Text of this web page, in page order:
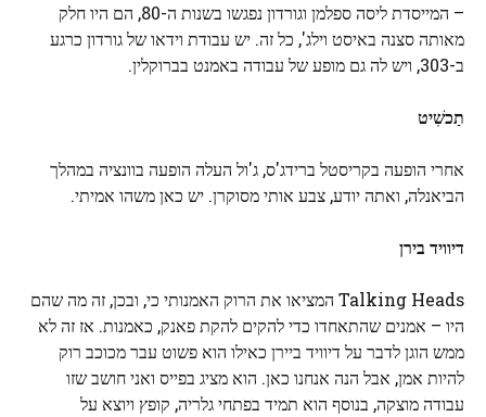
– המייסדת ליסה ספלמן וגורדון נפגשו בשנות ה-80, הם היו חלק
מאותה סצנה באיסט וילג', כל זה. יש עבודת וידאו של גורדון כרגע
ב-303, ויש לה גם מופע של עבודה באמנט בברוקלין.
תַכשִׁיט
אחרי הופעה בקריסטל ברידג'ס, ג'ול העלה הופעה בוונציה במהלך
הביאנלה, ואתה יודע, צבע אותי מסוקרן. יש כאן משהו אמיתי.
דיוויד בירן
Talking Heads המציאו את הרוק האמנותי כי, ובכן, זה מה שהם
היו – אמנים שהתאחדו כדי להקים להקת פאנק, כאמנות. אז זה לא
ממש הוגן לדבר על דיוויד ביירן כאילו הוא פשוט עבר מכוכב רוק
להיות אמן, אבל הנה אנחנו כאן. הוא מציג בפייס ואני חושב שזו
עבודה מוצקה, בנוסף הוא תמיד בפתחי גלריה, קופץ ויוצא על